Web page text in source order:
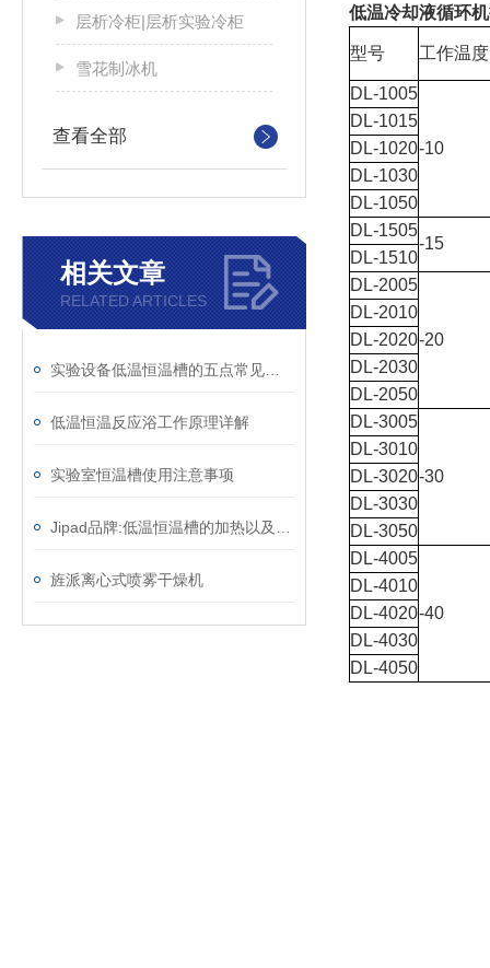
层析冷柜|层析实验冷柜
雪花制冰机
查看全部
相关文章
RELATED ARTICLES
低温恒温反应浴工作原理详解
实验室恒温槽使用注意事项
旌派离心式喷雾干燥机
低温冷却液循环机
型号 工作温
DL-1005
-10
DL-1015
DL-1020
DL-1030
DL-1050
DL-1505
-15
DL-1510
DL-2005
-20
DL-2010
DL-2020
DL-2030
DL-2050
DL-3005
-30
DL-3010
DL-3020
DL-3030
DL-3050
DL-4005
-40
DL-4010
DL-4020
DL-4030
DL-4050